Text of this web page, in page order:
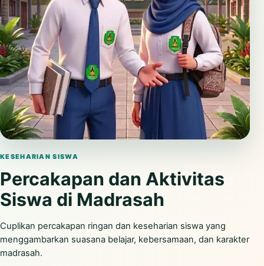
KESEHARIAN SISWA
Percakapan dan Aktivitas
Siswa di Madrasah
Cuplikan percakapan ringan dan keseharian siswa yang
menggambarkan suasana belajar, kebersamaan, dan karakter
madrasah.
Putar video